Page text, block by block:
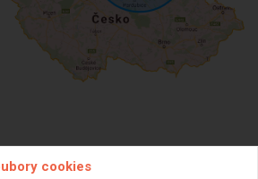
cookies